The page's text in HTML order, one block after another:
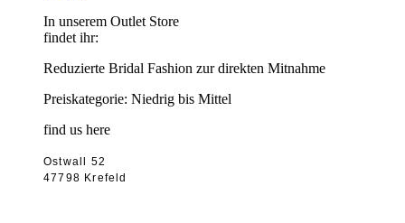
In unserem Outlet Store
findet ihr:
Reduzierte Bridal Fashion zur direkten Mitnahme
Preiskategorie: Niedrig bis Mittel
find us here
Ostwall 52
47798 Krefeld